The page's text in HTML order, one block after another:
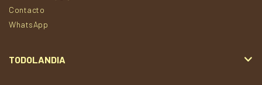
Contacto
WhatsApp
TODOLANDIA